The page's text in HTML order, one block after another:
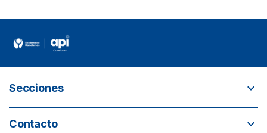
Secciones expand_more
Contacto expand_more